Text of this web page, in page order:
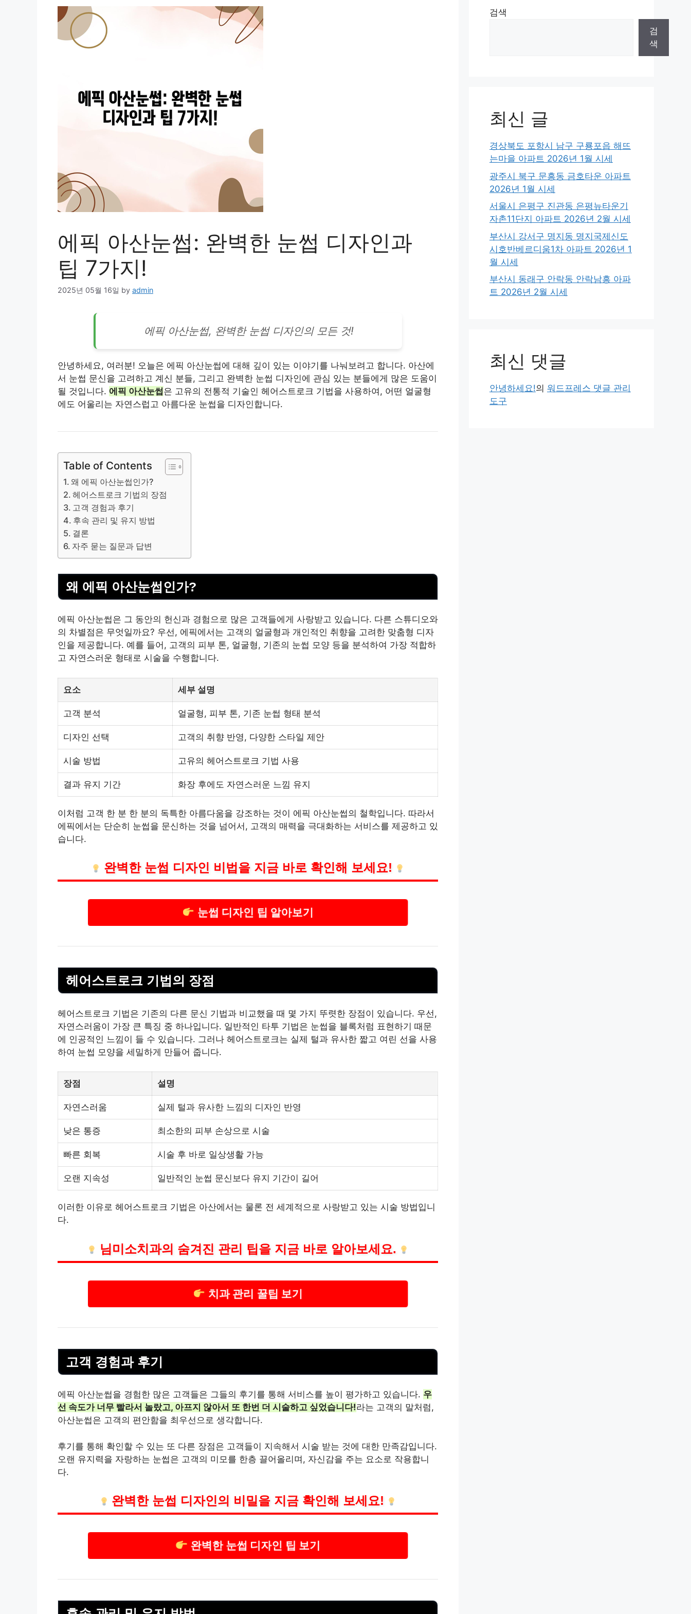
에픽 아산눈썹: 완벽한 눈썹 디자인과
팁 7가지!
2025년 05월 16일 by admin
에픽 아산눈썹, 완벽한 눈썹 디자인의 모든 것!
안녕하세요, 여러분! 오늘은 에픽 아산눈썹에 대해 깊이 있는 이야기를 나눠보려고 합니다. 아산에
서 눈썹 문신을 고려하고 계신 분들, 그리고 완벽한 눈썹 디자인에 관심 있는 분들에게 많은 도움이
될 것입니다. 에픽 아산눈썹 은 고유의 전통적 기술인 헤어스트로크 기법을 사용하여, 어떤 얼굴형
에도 어울리는 자연스럽고 아름다운 눈썹을 디자인합니다.
Table of Contents
왜 에픽 아산눈썹인가?
헤어스트로크 기법의 장점
고객 경험과 후기
후속 관리 및 유지 방법
결론
자주 묻는 질문과 답변
왜 에픽 아산눈썹인가?
에픽 아산눈썹은 그 동안의 헌신과 경험으로 많은 고객들에게 사랑받고 있습니다. 다른 스튜디오와
의 차별점은 무엇일까요? 우선, 에픽에서는 고객의 얼굴형과 개인적인 취향을 고려한 맞춤형 디자
인을 제공합니다. 예를 들어, 고객의 피부 톤, 얼굴형, 기존의 눈썹 모양 등을 분석하여 가장 적합하
고 자연스러운 형태로 시술을 수행합니다.
요소 세부 설명
고객 분석 얼굴형, 피부 톤, 기존 눈썹 형태 분석
디자인 선택 고객의 취향 반영, 다양한 스타일 제안
시술 방법 고유의 헤어스트로크 기법 사용
결과 유지 기간 화장 후에도 자연스러운 느낌 유지
이처럼 고객 한 분 한 분의 독특한 아름다움을 강조하는 것이 에픽 아산눈썹의 철학입니다. 따라서
에픽에서는 단순히 눈썹을 문신하는 것을 넘어서, 고객의 매력을 극대화하는 서비스를 제공하고 있
습니다.
완벽한 눈썹 디자인 비법을 지금 바로 확인해 보세요!
눈썹 디자인 팁 알아보기
헤어스트로크 기법의 장점
헤어스트로크 기법은 기존의 다른 문신 기법과 비교했을 때 몇 가지 뚜렷한 장점이 있습니다. 우선,
자연스러움이 가장 큰 특징 중 하나입니다. 일반적인 타투 기법은 눈썹을 블록처럼 표현하기 때문
에 인공적인 느낌이 들 수 있습니다. 그러나 헤어스트로크는 실제 털과 유사한 짧고 여린 선을 사용
하여 눈썹 모양을 세밀하게 만들어 줍니다.
장점 설명
자연스러움 실제 털과 유사한 느낌의 디자인 반영
낮은 통증 최소한의 피부 손상으로 시술
빠른 회복 시술 후 바로 일상생활 가능
오랜 지속성 일반적인 눈썹 문신보다 유지 기간이 길어
이러한 이유로 헤어스트로크 기법은 아산에서는 물론 전 세계적으로 사랑받고 있는 시술 방법입니
다.
님미소치과의 숨겨진 관리 팁을 지금 바로 알아보세요.
치과 관리 꿀팁 보기
고객 경험과 후기
에픽 아산눈썹을 경험한 많은 고객들은 그들의 후기를 통해 서비스를 높이 평가하고 있습니다. 우
선 속도가 너무 빨라서 놀랐고, 아프지 않아서 또 한번 더 시술하고 싶었습니다!라는 고객의 말처럼,
아산눈썹은 고객의 편안함을 최우선으로 생각합니다.
후기를 통해 확인할 수 있는 또 다른 장점은 고객들이 지속해서 시술 받는 것에 대한 만족감입니다.
오랜 유지력을 자랑하는 눈썹은 고객의 미모를 한층 끌어올리며, 자신감을 주는 요소로 작용합니
다.
완벽한 눈썹 디자인의 비밀을 지금 확인해 보세요!
완벽한 눈썹 디자인 팁 보기
검색
검
색
최신 글
경상북도 포항시 남구 구룡포읍 해뜨
는마을 아파트 2026년 1월 시세
광주시 북구 문흥동 금호타운 아파트
2026년 1월 시세
서울시 은평구 진관동 은평뉴타운기
자촌11단지 아파트 2026년 2월 시세
부산시 강서구 명지동 명지국제신도
시호반베르디움1차 아파트 2026년 1
월 시세
부산시 동래구 안락동 안락남흥 아파
트 2026년 2월 시세
최신 댓글
안녕하세요!의 워드프레스 댓글 관리
도구